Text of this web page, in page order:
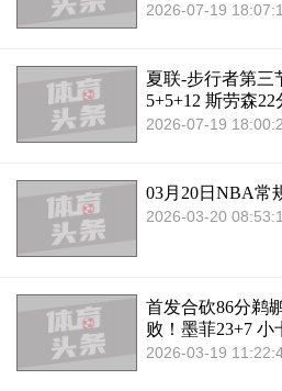
2026-07-19
夏联-步行者第三
5+5+12 斯劳森22
2026-07-19
03月20日NBA常
2026-03-20
首发合砍86分鹈
败！墨菲23+7 小
2026-03-19